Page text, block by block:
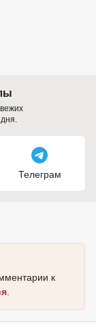
Телеграм
к